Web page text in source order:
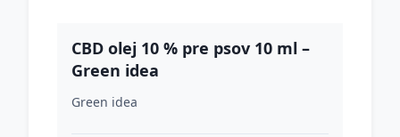
CBD olej 10 % pre psov 10 ml –
Green idea
Green idea